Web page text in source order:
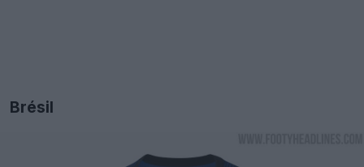
Brésil